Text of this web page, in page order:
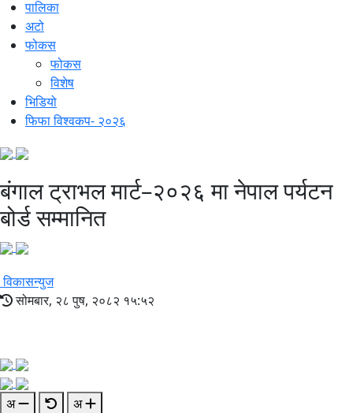
पालिका
अटो
फोकस
फोकस
विशेष
भिडियो
फिफा विश्वकप- २०२६
बंगाल ट्राभल मार्ट–२०२६ मा नेपाल पर्यटन
बोर्ड सम्मानित
विकासन्युज
सोमबार, २८ पुष, २०८२ १५:५२
अ अ